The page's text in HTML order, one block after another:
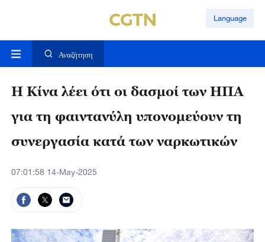
Language
Αναζήτηση
Η Κίνα λέει ότι οι δασμοί των ΗΠΑ
για τη φαιντανύλη υπονομεύουν τη
συνεργασία κατά των ναρκωτικών
07:01:58 14-May-2025